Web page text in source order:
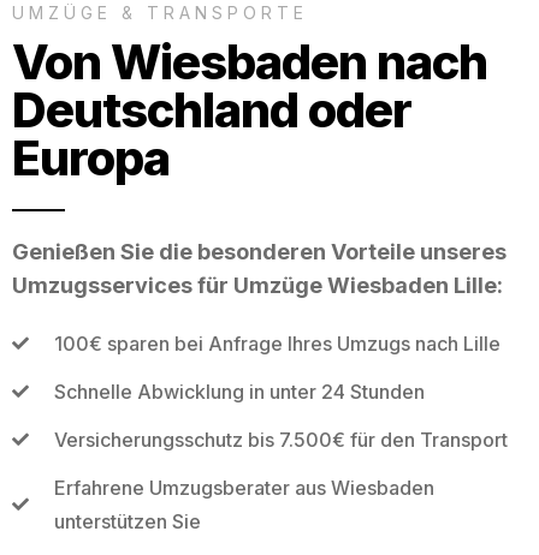
UMZÜGE & TRANSPORTE
Von Wiesbaden nach
Deutschland oder
Europa
Genießen Sie die besonderen Vorteile unseres
Umzugsservices für Umzüge Wiesbaden Lille:
100€ sparen bei Anfrage Ihres Umzugs nach Lille
Schnelle Abwicklung in unter 24 Stunden
Versicherungsschutz bis 7.500€ für den Transport
Erfahrene Umzugsberater aus Wiesbaden
unterstützen Sie